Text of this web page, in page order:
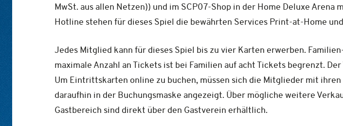
MwSt. aus allen Netzen)) und im SCP07-Shop in der Home Deluxe
Hotline stehen für dieses Spiel die bewährten Services Print-at-Home
Jedes Mitglied kann für dieses Spiel bis zu vier Karten erwerben.
maximale Anzahl an Tickets ist bei Familien auf acht Tickets begrenzt.
Um Eintrittskarten online zu buchen, müssen sich die Mitglieder mit
daraufhin in der Buchungsmaske angezeigt. Über mögliche weitere
Gastbereich sind direkt über den Gastverein erhältlich.